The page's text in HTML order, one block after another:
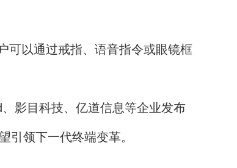
以通过戒指、语音指令或眼镜框
影目科技、亿道信息等企业发布
引领下一代终端变革。